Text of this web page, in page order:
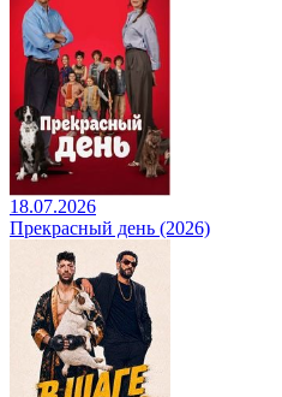
18.07.2026
Прекрасный день (2026)